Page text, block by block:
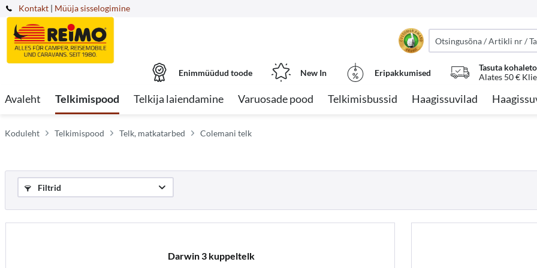
Kontakt | Müüja sisselogimine
Enimmüüdud toode New In Eripakkumised
Tasuta
Alates 50 €
Avaleht Telkimispood Telkija laiendamine Varuosade pood Telkimisbussid Haagissuvilad
Koduleht Telkimispood Telk, matkatarbed Colemani telk
Filtrid
Darwin 3 kuppeltelk